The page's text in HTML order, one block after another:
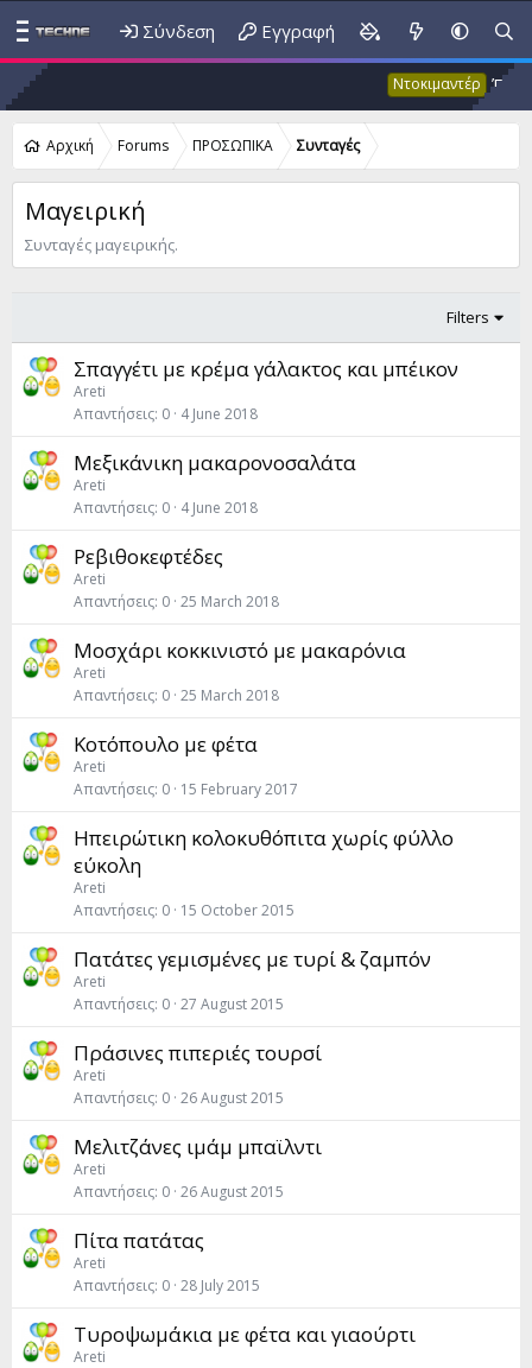
Σύνδεση Εγγραφή
Ντοκιμαντέρ
Αρχική Forums ΠΡΟΣΩΠΙΚΑ Συνταγές
Μαγειρική
Συνταγές μαγειρικής.
Filters
Σπαγγέτι με κρέμα γάλακτος και μπέικον
Areti
Απαντήσεις 0 4 June 2018
Μεξικάνικη μακαρονοσαλάτα
Areti
Απαντήσεις 0 4 June 2018
Ρεβιθοκεφτέδες
Areti
Απαντήσεις 0 25 March 2018
Μοσχάρι κοκκινιστό με μακαρόνια
Areti
Απαντήσεις 0 25 March 2018
Κoτόπουλο με φέτα
Areti
Απαντήσεις 0 15 February 2017
Ηπειρώτικη κολοκυθόπιτα χωρίς φύλλο
εύκολη
Areti
Απαντήσεις 0 15 October 2015
Πατάτες γεμισμένες με τυρί & ζαμπόν
Areti
Απαντήσεις 0 27 August 2015
Πράσινες πιπεριές τουρσί
Areti
Απαντήσεις 0 26 August 2015
Μελιτζάνες ιμάμ μπαϊλντι
Areti
Απαντήσεις 0 26 August 2015
Πίτα πατάτας
Areti
Απαντήσεις 0 28 July 2015
Τυροψωμάκια με φέτα και γιαούρτι
Areti